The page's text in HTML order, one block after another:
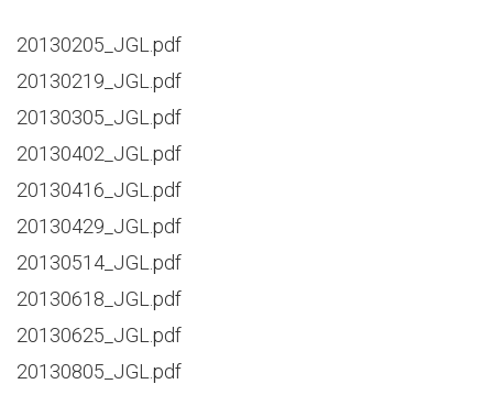
20130205_JGL.pdf
20130219_JGL.pdf
20130305_JGL.pdf
20130402_JGL.pdf
20130416_JGL.pdf
20130429_JGL.pdf
20130514_JGL.pdf
20130618_JGL.pdf
20130625_JGL.pdf
20130805_JGL.pdf